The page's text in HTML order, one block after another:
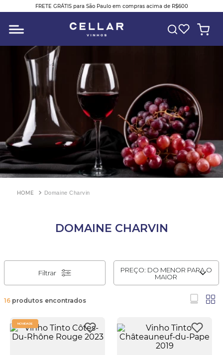
FRETE GRÁTIS para São Paulo em compras acima de R$600
Domaine Charvin
DOMAINE CHARVIN
PREÇO: DO MENOR PARA O
MAIOR
Filtrar
16 produtos
NOVIDADE